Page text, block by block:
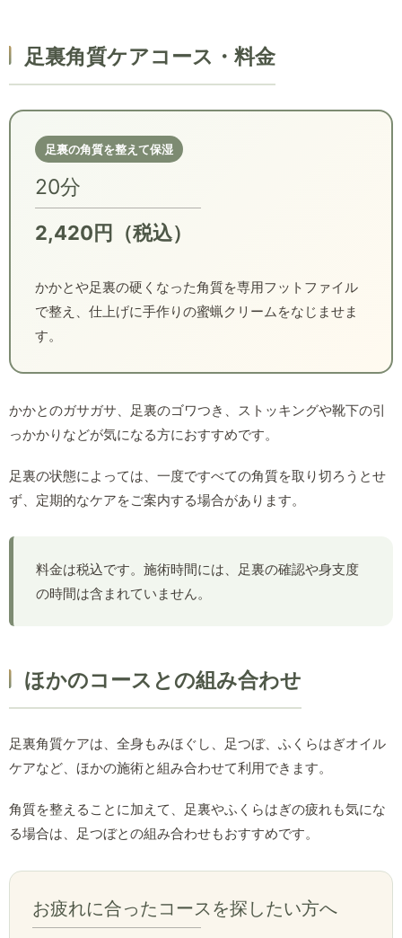
足裏角質ケアコース・料金
足裏の角質を整えて保湿
20分
2,420円（税込）
かかとや足裏の硬くなった角質を専用フットファイル
で整え、仕上げに手作りの蜜蝋クリームをなじませま
す。
かかとのガサガサ、足裏のゴワつき、ストッキングや靴下の引
っかかりなどが気になる方におすすめです。
足裏の状態によっては、一度ですべての角質を取り切ろうとせ
ず、定期的なケアをご案内する場合があります。
料金は税込です。施術時間には、足裏の確認や身支度
の時間は含まれていません。
ほかのコースとの組み合わせ
足裏角質ケアは、全身もみほぐし、足つぼ、ふくらはぎオイル
ケアなど、ほかの施術と組み合わせて利用できます。
角質を整えることに加えて、足裏やふくらはぎの疲れも気にな
る場合は、足つぼとの組み合わせもおすすめです。
お疲れに合ったコースを探したい方へ